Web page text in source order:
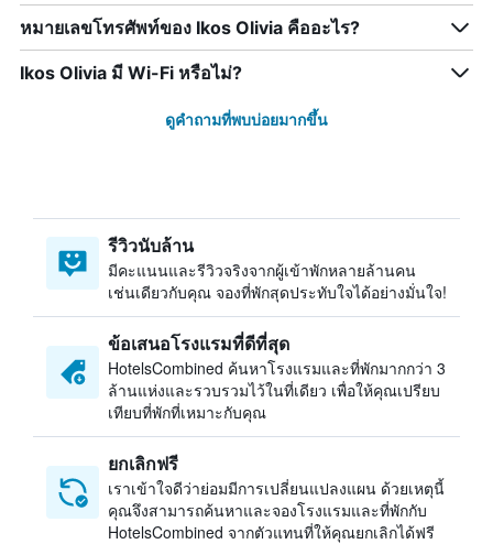
หมายเลขโทรศัพท์ของ Ikos Olivia คืออะไร?
Ikos Olivia มี Wi-Fi หรือไม่?
ดูคำถามที่พบบ่อยมากขึ้น
รีวิวนับล้าน
มีคะแนนและรีวิวจริงจากผู้เข้าพักหลายล้านคน
เช่นเดียวกับคุณ จองที่พักสุดประทับใจได้อย่างมั่นใจ!
ข้อเสนอโรงแรมที่ดีที่สุด
HotelsCombined ค้นหาโรงแรมและที่พักมากกว่า 3
ล้านแห่งและรวบรวมไว้ในที่เดียว เพื่อให้คุณเปรียบ
เทียบที่พักที่เหมาะกับคุณ
ยกเลิกฟรี
เราเข้าใจดีว่าย่อมมีการเปลี่ยนแปลงแผน ด้วยเหตุนี้
คุณจึงสามารถค้นหาและจองโรงแรมและที่พักกับ
HotelsCombined จากตัวแทนที่ให้คุณยกเลิกได้ฟรี